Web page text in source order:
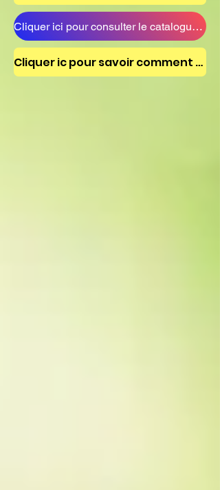
Cliquer ici pour consulter le catalogue 2026 et commander. Merci
Cliquer ic pour savoir comment modifier sa commande